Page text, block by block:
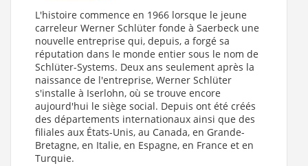
L'histoire commence en 1966 lorsque le jeune
carreleur Werner Schlüter fonde à Saerbeck une
nouvelle entreprise qui, depuis, a forgé sa
réputation dans le monde entier sous le nom de
Schlüter-Systems. Deux ans seulement après la
naissance de l'entreprise, Werner Schlüter
s'installe à Iserlohn, où se trouve encore
aujourd'hui le siège social. Depuis ont été créés
des départements internationaux ainsi que des
filiales aux États-Unis, au Canada, en Grande-
Bretagne, en Italie, en Espagne, en France et en
Turquie.